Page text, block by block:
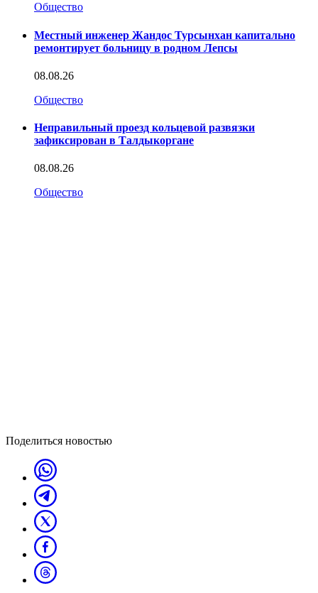
Общество
Местный инженер Жандос Турсынхан капитально
ремонтирует больницу в родном Лепсы
08.08.26
Общество
Неправильный проезд кольцевой развязки
зафиксирован в Талдыкоргане
08.08.26
Общество
Поделиться новостью